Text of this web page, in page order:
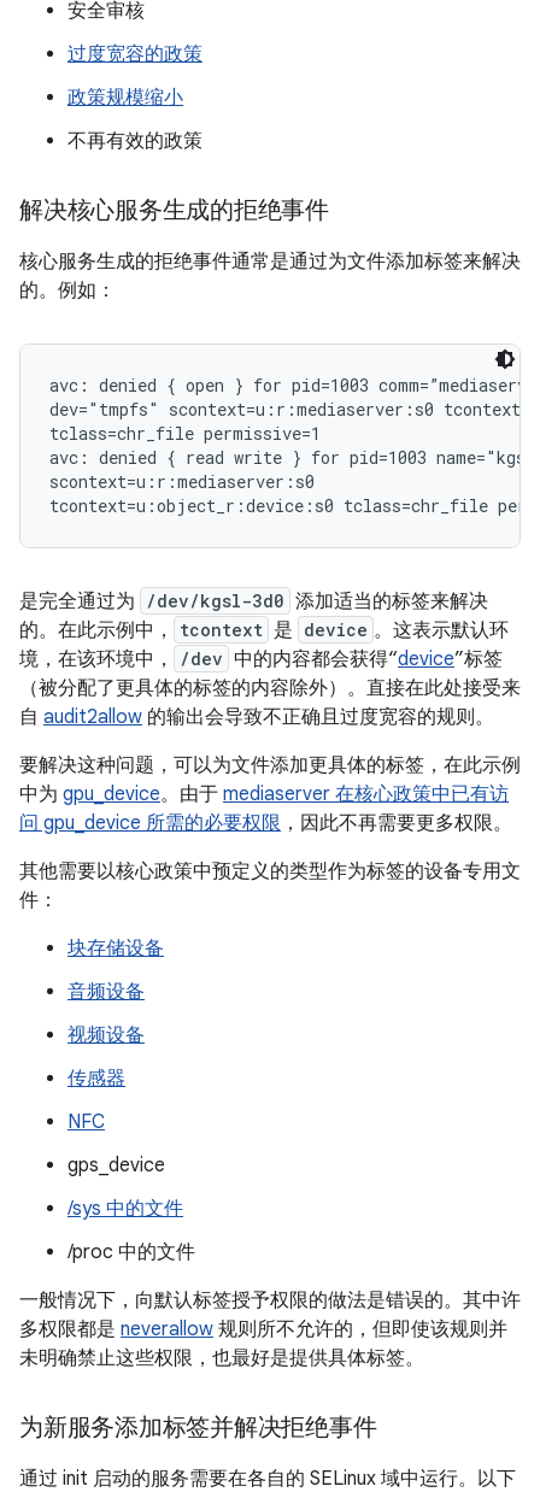
安全审核
过度宽容的政策
政策规模缩小
不再有效的政策
解决核心服务生成的拒绝事件
核心服务生成的拒绝事件通常是通过为文件添加标签来解决
的。例如：
avc: denied { open } for pid=1003
dev="tmpfs" scontext=u:r:mediaserver:s0
tclass=chr_file permissive=1
avc: denied { read write } for pid=1003
scontext=u:r:mediaserver:s0
是完全通过为 /dev/kgsl-3d0 添加适当的标签来解决
的。在此示例中，
tcontext 是 device 。这表示默认环
境，在该环境中，
/dev 中的内容都会获得“device”标签
（被分配了更具体的标签的内容除外）。直接在此处接受来
自 audit2allow 的输出会导致不正确且过度宽容的规则。
要解决这种问题，可以为文件添加更具体的标签，在此示例
中为 gpu_device。由于 mediaserver 在核心政策中已有访
问 gpu_device 所需的必要权限 ，因此不再需要更多权限。
其他需要以核心政策中预定义的类型作为标签的设备专用文
件：
块存储设备
音频设备
视频设备
传感器
NFC
gps_device
/sys 中的文件
/proc 中的文件
一般情况下，向默认标签授予权限的做法是错误的。其中许
多权限都是 neverallow 规则所不允许的，但即使该规则并
未明确禁止这些权限，也最好是提供具体标签。
为新服务添加标签并解决拒绝事件
通过 init 启动的服务需要在各自的 SELinux 域中运行。以下